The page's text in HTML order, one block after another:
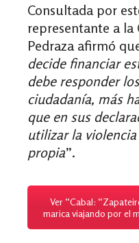
Consultada por
representante a la
Pedraza afirmó
decide financiar
debe responder
ciudadanía, más
que en sus
utilizar la
propia”.
Ver “Cabal:
marica viajando por el